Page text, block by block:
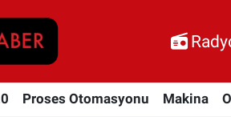
Proses Otomasyonu Makina